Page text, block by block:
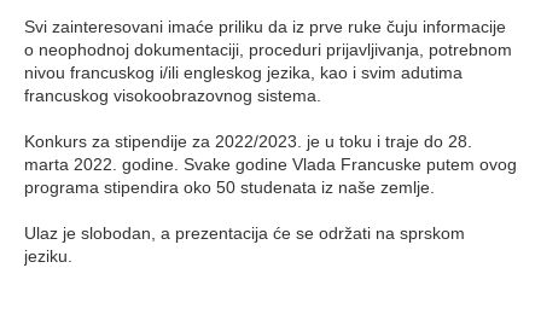
Svi zainteresovani imaće priliku da iz prve ruke čuju informacije
o neophodnoj dokumentaciji, proceduri prijavljivanja, potrebnom
nivou francuskog i/ili engleskog jezika, kao i svim adutima
francuskog visokoobrazovnog sistema.
Konkurs za stipendije za 2022/2023. je u toku i traje do 28.
marta 2022. godine. Svake godine Vlada Francuske putem ovog
programa stipendira oko 50 studenata iz naše zemlje.
Ulaz je slobodan, a prezentacija će se održati na sprskom
jeziku.